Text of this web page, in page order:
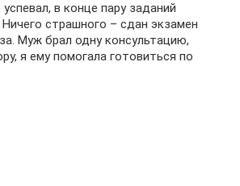
в конце пару заданий
Ничего страшного – сдан экзамен
Муж брал одну консультацию,
я ему помогала готовиться по